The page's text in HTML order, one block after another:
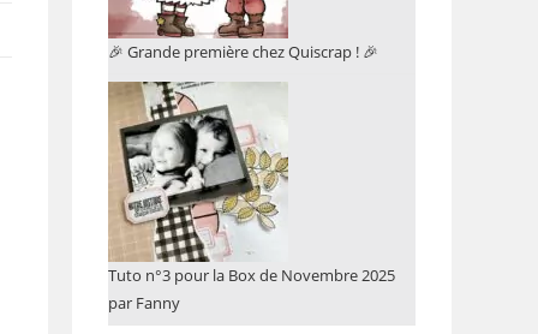
🎉 Grande première chez Quiscrap ! 🎉
Tuto n°3 pour la Box de Novembre 2025
par Fanny